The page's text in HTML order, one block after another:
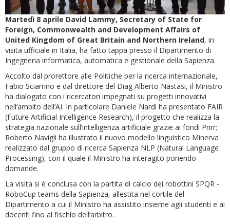
Martedì 8 aprile David Lammy, Secretary of State for
Foreign, Commonwealth and Development Affairs of
United Kingdom of Great Britain and Northern Ireland, in
visita ufficiale in Italia, ha fatto tappa presso il Dipartimento di
Ingegneria informatica, automatica e gestionale della Sapienza.
Accolto dal prorettore alle Politiche per la ricerca internazionale,
Fabio Sciarrino e dal direttore del Diag Alberto Nastasi, il Ministro
ha dialogato con i ricercatori impegnati su progetti innovativi
nell’ambito dell’AI. In particolare Daniele Nardi ha presentato FAIR
(Future Artificial Intelligence Research), il progetto che realizza la
strategia nazionale sull’intelligenza artificiale grazie ai fondi Pnrr;
Roberto Navigli ha illustrato il nuovo modello linguistico Minerva
realizzato dal gruppo di ricerca Sapienza NLP (Natural Language
Processing), con il quale il Ministro ha interagito ponendo
domande.
La visita si è conclusa con la partita di calcio dei robottini SPQR -
RoboCup teams della Sapienza, allestita nel cortile del
Dipartimento a cui il Ministro ha assistito insieme agli studenti e ai
docenti fino al fischio dell’arbitro.